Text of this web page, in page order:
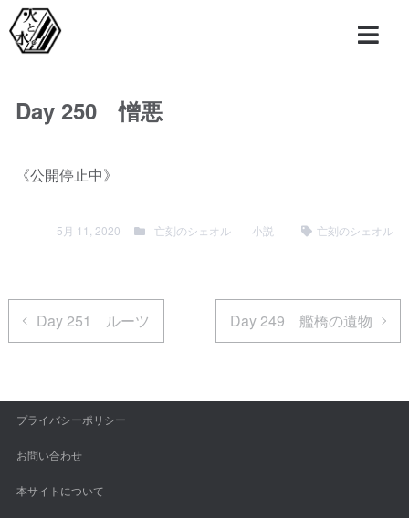
Day 250 憎悪
《公開停止中》
5月 11, 2020 亡刻のシェオル 小説 亡刻のシェオル
Day 251 ルーツ Day 249 艦橋の遺物
プライバシーポリシー
お問い合わせ
本サイトについて